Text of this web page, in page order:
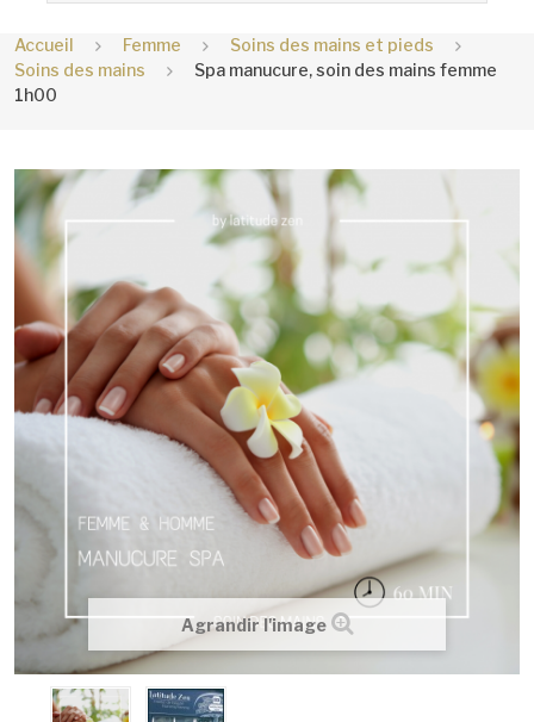
Accueil Femme
Soins des mains et pieds
Soins des mains
Spa manucure, soin des mains femme
1h00
Agrandir l'image